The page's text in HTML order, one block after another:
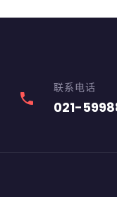
phone
联系电话
021-